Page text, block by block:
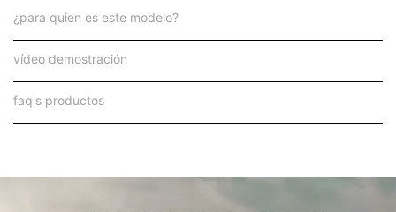
¿para quien es este modelo?
vídeo demostración
faq's productos